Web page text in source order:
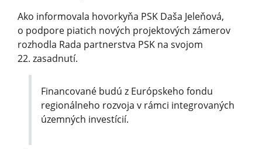
Ako informovala hovorkyňa PSK Daša Jeleňová,
o podpore piatich nových projektových zámerov
rozhodla Rada partnerstva PSK na svojom
22. zasadnutí.
Financované budú z Európskeho fondu
regionálneho rozvoja v rámci integrovaných
územných investícií.